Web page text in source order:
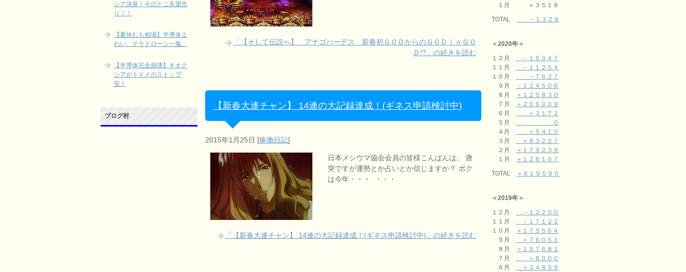
「【そして伝説へ】 アナゴハーデス 新春初ＧＯＤからのＧＯＤｉｎＧＯ
Ｄ!?」の続きを読む
【新春大連チャン】 14連の大記録達成！(ギネス申請検討中)
2015年1月25日 [稼働日記]
日本メシウマ協会会員の皆様こんばんは。 唐
突ですが運勢とか占いとか信じますか？ ボク
は今年・・・ ・・・
「【新春大連チャン】 14連の大記録達成！(ギネス申請検討中)」の続きを読む
シア決算！今のとこ失望売
り！！
【夏休むも相場】半導体よ
わい、テラドローン一服。
【半導体完全崩壊】キオク
シアがトドメのストップ
安！
ブログ村
１月 ＋３５１８
TOTAL
－１３２８
＜2020年＞
１２月
－１６０４７
１１月
－１１２５４
１０月
－７６２７
９月
－１２４５０６
８月
＋１２５８３０
７月
＋２５６００９
６月
＋３１７２
５月
０
４月
＋５４１０
３月
＋８３２５７
２月
＋１７９２３９
１月
＋１２６１０７
TOTAL
＋６１９５９０
＜2019年＞
１２月
－１２２００
１１月
－１７１２２
１０月
＋１７５５６４
９月
＋７６０５１
８月
＋１５７６８１
７月
＋８０００
６月
＋３４８５９